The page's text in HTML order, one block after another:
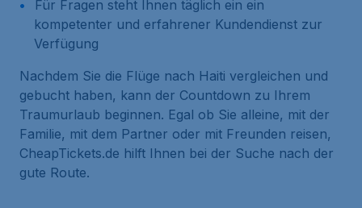
Für Fragen steht Ihnen täglich ein ein
kompetenter und erfahrener Kundendienst zur
Verfügung
Nachdem Sie die Flüge nach Haiti vergleichen und
gebucht haben, kann der Countdown zu Ihrem
Traumurlaub beginnen. Egal ob Sie alleine, mit der
Familie, mit dem Partner oder mit Freunden reisen,
CheapTickets.de hilft Ihnen bei der Suche nach der
gute Route.